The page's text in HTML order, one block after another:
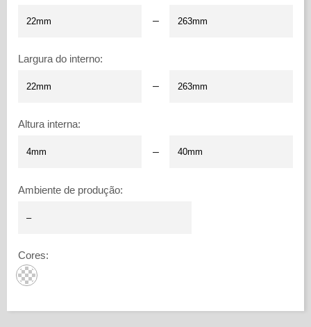
–
Largura do interno:
–
Altura interna:
–
Ambiente de produção:
Cores: